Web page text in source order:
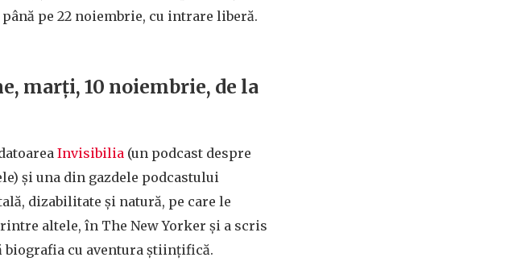
pe 22 noiembrie, cu intrare liberă.
marți, 10 noiembrie, de la
Invisibilia (un podcast despre
și una din gazdele podcastului
dizabilitate și natură, pe care le
altele, în The New Yorker și a scris
biografia cu aventura științifică.